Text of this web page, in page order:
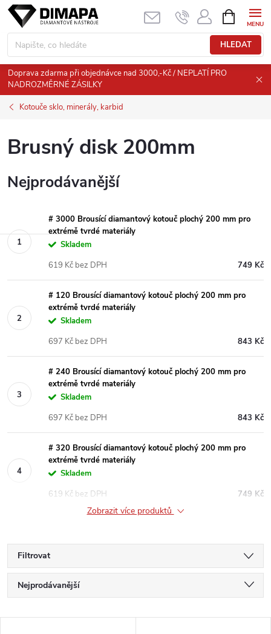
Přejít
obsah
HLEDAT
NÁKUPNÍ
KOŠÍK
Doprava zdarma při objednávce nad 3000,-Kč / NEPLATÍ PRO
NADROZMĚRNÉ ZÁSILKY
Kotouče sklo, minerály, karbid
Brusný disk 200mm
Nejprodávanější
# 3000 Brousící diamantový kotouč plochý 200 mm pro
extrémě tvrdé materiály
Skladem
749 Kč
619 Kč bez DPH
# 120 Brousící diamantový kotouč plochý 200 mm pro
extrémě tvrdé materiály
Skladem
843 Kč
697 Kč bez DPH
# 240 Brousící diamantový kotouč plochý 200 mm pro
extrémě tvrdé materiály
Skladem
843 Kč
697 Kč bez DPH
# 320 Brousící diamantový kotouč plochý 200 mm pro
extrémě tvrdé materiály
Skladem
749 Kč
619 Kč bez DPH
Zobrazit více produktů
Filtrovat
Ř
a
Nejprodávanější